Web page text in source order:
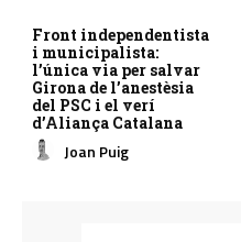
Front independentista
i municipalista:
l’única via per salvar
Girona de l’anestèsia
del PSC i el verí
d’Aliança Catalana
Joan Puig